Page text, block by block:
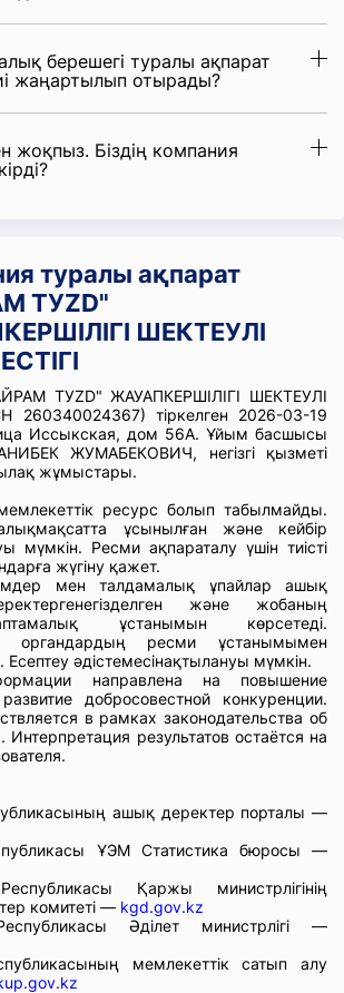
берешегі туралы ақпарат
жаңартылып отырады?
жоқпыз. Біздің компания
туралы ақпарат
ТУZD"
ШЕКТЕУЛІ
ТУZD" ЖАУАПКЕРШІЛІГІ ШЕКТЕУЛІ
260340024367) тіркелген 2026-03-19
Иссыкская, дом 56А. Ұйым басшысы
ЖУМАБЕКОВИЧ, негізгі қызметі
жұмыстары.
ресурс болып табылмайды.
ұсынылған және кейбір
мүмкін. Ресми ақпараталу үшін тиісті
жүгіну қажет.
мен талдамалық ұпайлар ашық
және жобаның
ұстанымын көрсетеді.
органдардың ресми ұстанымымен
әдістемесінақтылануы мүмкін.
направлена на повышение
добросовестной конкуренции.
в рамках законодательства об
результатов остаётся на
ашық деректер порталы —
ҰЭМ Статистика бюросы —
Қаржы министрлігінің
комитеті — kgd.gov.kz
Әділет министрлігі —
мемлекеттік сатып алу